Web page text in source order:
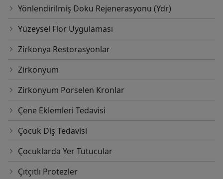
Yönlendirilmiş Doku Rejenerasyonu (Ydr)
Yüzeysel Flor Uygulaması
Zirkonya Restorasyonlar
Zirkonyum
Zirkonyum Porselen Kronlar
Çene Eklemleri Tedavisi
Çocuk Diş Tedavisi
Çocuklarda Yer Tutucular
Çıtçıtlı Protezler